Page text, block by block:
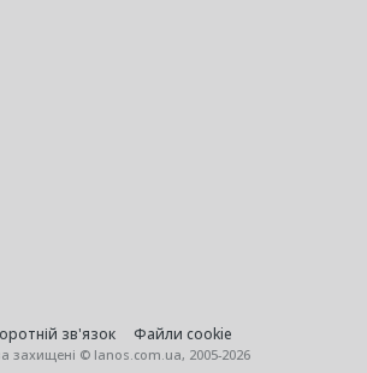
зв'язок Файли cookie
захищені © lanos.com.ua, 2005-2026